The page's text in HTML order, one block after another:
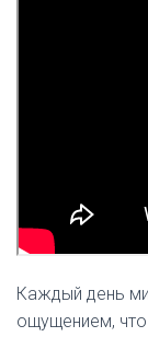
Каждый день
ощущением,